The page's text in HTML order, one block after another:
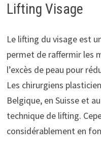
Lifting Visage
Le lifting du visage est
permet de raffermir les
l’excès de peau pour
Les chirurgiens
Belgique, en Suisse et
technique de lifting.
considérablement en